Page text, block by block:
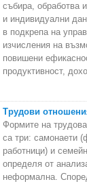
събира, обработва
и индивидуални
в подкрепа на
изчисления на
повишени
продуктивност,
Трудови
Формите на
са три: самонаети
работници) и
определя от
неформална.